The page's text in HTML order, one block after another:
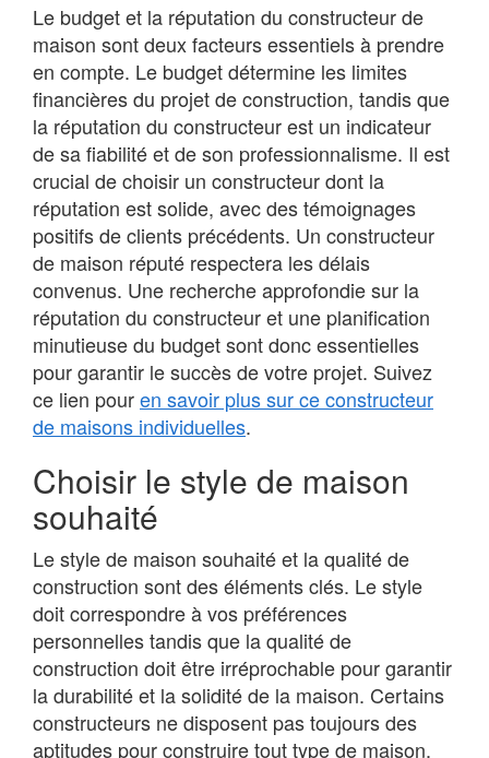
Le budget et la réputation du constructeur de
maison sont deux facteurs essentiels à prendre
en compte. Le budget détermine les limites
financières du projet de construction, tandis que
la réputation du constructeur est un indicateur
de sa fiabilité et de son professionnalisme. Il est
crucial de choisir un constructeur dont la
réputation est solide, avec des témoignages
positifs de clients précédents. Un constructeur
de maison réputé respectera les délais
convenus. Une recherche approfondie sur la
réputation du constructeur et une planification
minutieuse du budget sont donc essentielles
pour garantir le succès de votre projet. Suivez
ce lien pouren savoir plus sur ce constructeur
de maisons individuelles.
Choisir le style de maison
souhaité
Le style de maison souhaité et la qualité de
construction sont des éléments clés. Le style
doit correspondre à vos préférences
personnelles tandis que la qualité de
construction doit être irréprochable pour garantir
la durabilité et la solidité de la maison. Certains
constructeurs ne disposent pas toujours des
aptitudes pour construire tout type de maison.